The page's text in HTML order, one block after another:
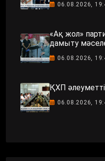
06.08.2026,
«Ақ жол»
дамыту
06.08.2026,
ҚХП
06.08.2026,